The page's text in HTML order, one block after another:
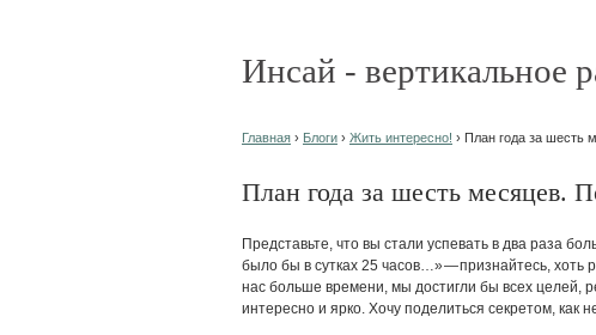
Инсай - вертикальное
Главная › Блоги › Жить интересно! › План года за шесть
План года за шесть месяцев.
Представьте, что вы стали успевать в два раза
было бы в сутках 25 часов…» — признайтесь, хоть
нас больше времени, мы достигли бы всех целей,
интересно и ярко. Хочу поделиться секретом, как